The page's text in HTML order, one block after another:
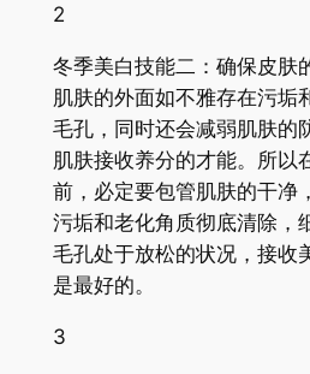
2
冬季美白技能二：确保皮肤
肌肤的外面如不雅存在污垢
毛孔，同时还会减弱肌肤的
肌肤接收养分的才能。所以
前，必定要包管肌肤的干净
污垢和老化角质彻底清除，
毛孔处于放松的状况，接收
是最好的。
3